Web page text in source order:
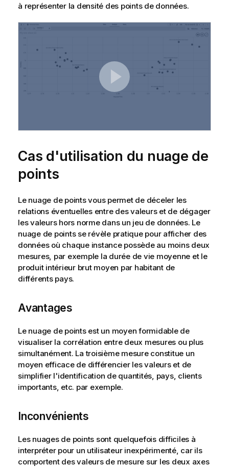
à représenter la densité des points de données.
Cas d'utilisation du nuage de
points
Le nuage de points vous permet de déceler les
relations éventuelles entre des valeurs et de dégager
les valeurs hors norme dans un jeu de données. Le
nuage de points se révèle pratique pour afficher des
données où chaque instance possède au moins deux
mesures, par exemple la durée de vie moyenne et le
produit intérieur brut moyen par habitant de
différents pays.
Avantages
Le nuage de points est un moyen formidable de
visualiser la corrélation entre deux mesures ou plus
simultanément. La troisième mesure constitue un
moyen efficace de différencier les valeurs et de
simplifier l'identification de quantités, pays, clients
importants, etc. par exemple.
Inconvénients
Les nuages de points sont quelquefois difficiles à
interpréter pour un utilisateur inexpérimenté, car ils
comportent des valeurs de mesure sur les deux axes